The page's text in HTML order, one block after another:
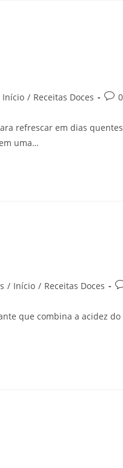
Início / Receitas Doces
refrescar em dias
uma…
/ Início / Receitas Doces
que combina a acidez